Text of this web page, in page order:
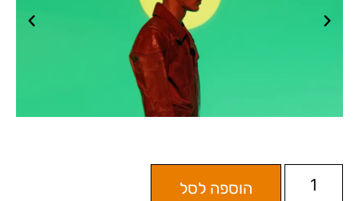
הוספה לסל